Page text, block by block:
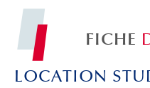
FICHE
LOCATION